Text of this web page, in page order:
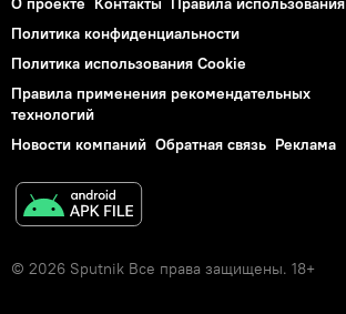
Политика конфиденциальности
Политика использования Cookie
Правила применения рекомендательных
технологий
Новости компаний Обратная связь Реклама
© 2026 Sputnik Все права защищены. 18+